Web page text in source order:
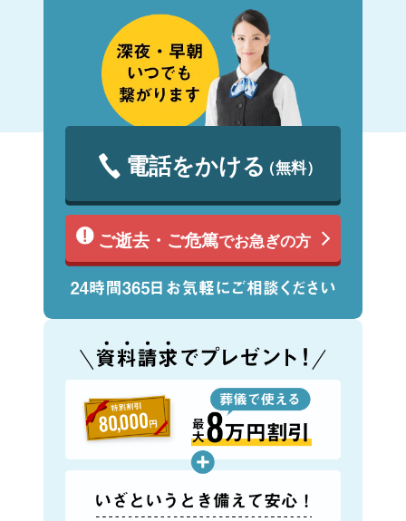
電話をかける（無料）
ご逝去・ご危篤でお急ぎの方